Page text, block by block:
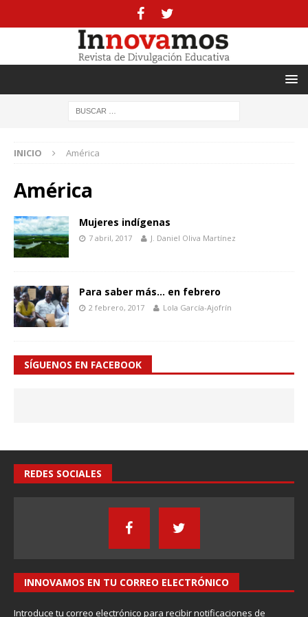
INICIO América
América
Mujeres indígenas
7 abril, 2017 J. Daniel OIiva Martínez
Para saber más… en febrero
2 febrero, 2017 Lola García-Ajofrín
SÍGUENOS EN FACEBOOK
REDES SOCIALES
INNOVAMOS EN TU CORREO ELECTRÓNICO
Introduce tu correo electrónico para recibir notificaciones de